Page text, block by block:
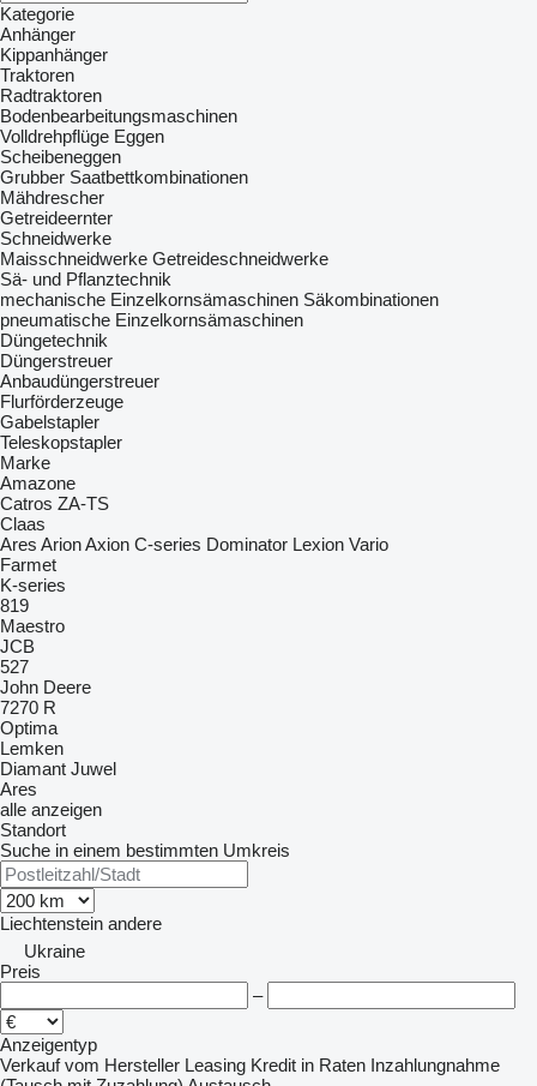
Kategorie
Anhänger
Kippanhänger
Traktoren
Radtraktoren
Bodenbearbeitungsmaschinen
Volldrehpflüge Eggen
Scheibeneggen
Grubber Saatbettkombinationen
Mähdrescher
Getreideernter
Schneidwerke
Maisschneidwerke Getreideschneidwerke
Sä- und Pflanztechnik
mechanische Einzelkornsämaschinen Säkombinationen
pneumatische Einzelkornsämaschinen
Düngetechnik
Düngerstreuer
Anbaudüngerstreuer
Flurförderzeuge
Gabelstapler
Teleskopstapler
Marke
Amazone
Catros ZA-TS
Claas
Ares ArionAxion C-series Dominator Lexion Vario
Farmet
K-series
819
Maestro
JCB
527
John Deere
7270 R
Optima
Lemken
Diamant Juwel
Ares
alle anzeigen
Standort
Suche in einem bestimmten Umkreis
Liechtenstein andere
Ukraine
Preis
–
Anzeigentyp
Verkauf vom Hersteller Leasing Kredit in Raten Inzahlungnahme